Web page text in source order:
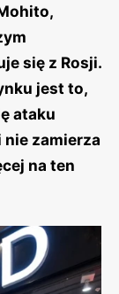
się z Rosji.
jest to,
ataku
nie zamierza
na ten